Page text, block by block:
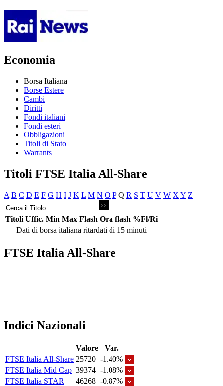
Economia
Borsa Italiana
Borse Estere
Cambi
Diritti
Fondi italiani
Fondi esteri
Obbligazioni
Titoli di Stato
Warrants
Titoli FTSE Italia All-Share
A B C D E F G H I J K L M N O P Q R S T U V W X Y Z
Titoli Uffic. Min Max Flash Ora flash %Fl/Ri
Dati di borsa italiana ritardati di 15 minuti
FTSE Italia All-Share
Indici Nazionali
Valore
Var.
FTSE Italia All-Share 25720 -1.40%
FTSE Italia Mid Cap 39374 -1.08%
FTSE Italia STAR
46268 -0.87%